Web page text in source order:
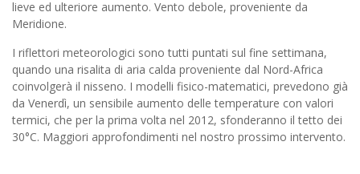
lieve ed ulteriore aumento. Vento debole, proveniente da
Meridione.
I riflettori meteorologici sono tutti puntati sul fine settimana,
quando una risalita di aria calda proveniente dal Nord-Africa
coinvolgerà il nisseno. I modelli fisico-matematici, prevedono già
da Venerdì, un sensibile aumento delle temperature con valori
termici, che per la prima volta nel 2012, sfonderanno il tetto dei
30°C. Maggiori approfondimenti nel nostro prossimo intervento.